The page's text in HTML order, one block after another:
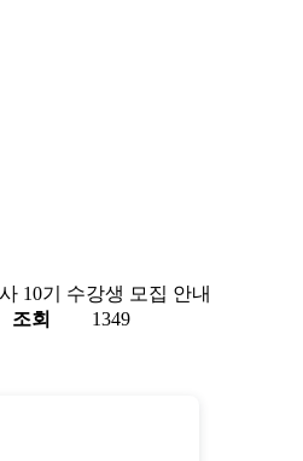
10기 수강생 모집 안내
조회
1349